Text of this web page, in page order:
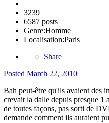
3239
6587 posts
Genre:Homme
Localisation:Paris
Share
Posted March 22, 2010
Bah peut-être qu'ils avaient des
crevait la dalle depuis presque 1
de toutes façons, pas sorti de
demande comment ils auraient